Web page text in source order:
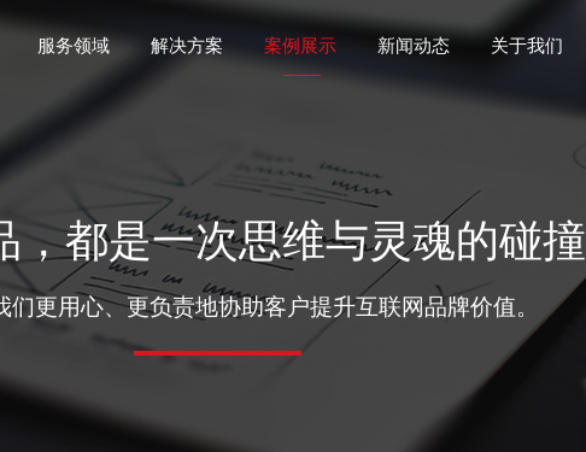
服务领域 解决方案 案例展示 新闻动态 关于我们
，都是一次思维与灵魂的碰撞
们更用心、更负责地协助客户提升互联网品牌价值。